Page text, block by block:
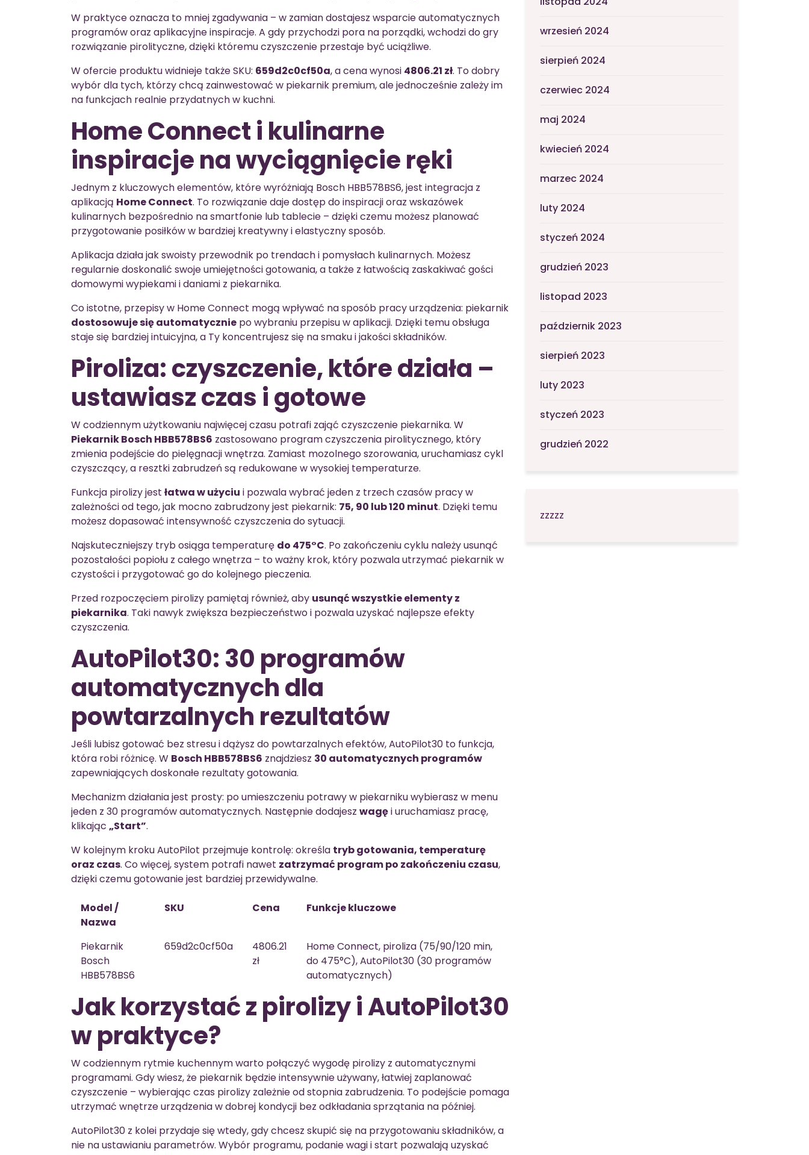
W praktyce oznacza to mniej zgadywania – w zamian dostajesz wsparcie automatycznych
programów oraz aplikacyjne inspiracje. A gdy przychodzi pora na porządki, wchodzi do gry
rozwiązanie pirolityczne, dzięki któremu czyszczenie przestaje być uciążliwe.
W ofercie produktu widnieje także SKU: 659d2c0cf50a, a cena wynosi 4806.21 zł. To dobry
wybór dla tych, którzy chcą zainwestować w piekarnik premium, ale jednocześnie zależy im
na funkcjach realnie przydatnych w kuchni.
Home Connect i kulinarne
inspiracje na wyciągnięcie ręki
Jednym z kluczowych elementów, które wyróżniają Bosch HBB578BS6, jest integracja z
aplikacją Home Connect. To rozwiązanie daje dostęp do inspiracji oraz wskazówek
kulinarnych bezpośrednio na smartfonie lub tablecie – dzięki czemu możesz planować
przygotowanie posiłków w bardziej kreatywny i elastyczny sposób.
Aplikacja działa jak swoisty przewodnik po trendach i pomysłach kulinarnych. Możesz
regularnie doskonalić swoje umiejętności gotowania, a także z łatwością zaskakiwać gości
domowymi wypiekami i daniami z piekarnika.
Co istotne, przepisy w Home Connect mogą wpływać na sposób pracy urządzenia: piekarnik
dostosowuje się automatycznie po wybraniu przepisu w aplikacji. Dzięki temu obsługa
staje się bardziej intuicyjna, a Ty koncentrujesz się na smaku i jakości składników.
Piroliza: czyszczenie, które działa –
ustawiasz czas i gotowe
W codziennym użytkowaniu najwięcej czasu potrafi zająć czyszczenie piekarnika. W
Piekarnik Bosch HBB578BS6 zastosowano program czyszczenia pirolitycznego, który
zmienia podejście do pielęgnacji wnętrza. Zamiast mozolnego szorowania, uruchamiasz cykl
czyszczący, a resztki zabrudzeń są redukowane w wysokiej temperaturze.
Funkcja pirolizy jest łatwa w użyciu i pozwala wybrać jeden z trzech czasów pracy w
zależności od tego, jak mocno zabrudzony jest piekarnik: 75, 90 lub 120 minut. Dzięki temu
możesz dopasować intensywność czyszczenia do sytuacji.
Najskuteczniejszy tryb osiąga temperaturę do 475°C. Po zakończeniu cyklu należy usunąć
pozostałości popiołu z całego wnętrza – to ważny krok, który pozwala utrzymać piekarnik w
czystości i przygotować go do kolejnego pieczenia.
Przed rozpoczęciem pirolizy pamiętaj również, aby usunąć wszystkie elementy z
piekarnika. Taki nawyk zwiększa bezpieczeństwo i pozwala uzyskać najlepsze efekty
czyszczenia.
AutoPilot30: 30 programów
automatycznych dla
powtarzalnych rezultatów
Jeśli lubisz gotować bez stresu i dążysz do powtarzalnych efektów, AutoPilot30 to funkcja,
która robi różnicę. W Bosch HBB578BS6 znajdziesz 30 automatycznych programów
zapewniających doskonałe rezultaty gotowania.
Mechanizm działania jest prosty: po umieszczeniu potrawy w piekarniku wybierasz w menu
jeden z 30 programów automatycznych. Następnie dodajesz wagęi uruchamiasz pracę,
klikając „Start”.
W kolejnym kroku AutoPilot przejmuje kontrolę: określa tryb gotowania, temperaturę
oraz czas. Co więcej, system potrafi nawet zatrzymać program po zakończeniu czasu,
dzięki czemu gotowanie jest bardziej przewidywalne.
Model /
Nazwa
SKU Cena Funkcje kluczowe
Piekarnik
Bosch
HBB578BS6
659d2c0cf50a
4806.21
zł
Home Connect, piroliza (75/90/120 min,
do 475°C), AutoPilot30 (30 programów
automatycznych)
Jak korzystać z pirolizy i AutoPilot30
w praktyce?
W codziennym rytmie kuchennym warto połączyć wygodę pirolizy z automatycznymi
programami. Gdy wiesz, że piekarnik będzie intensywnie używany, łatwiej zaplanować
czyszczenie – wybierając czas pirolizy zależnie od stopnia zabrudzenia. To podejście pomaga
utrzymać wnętrze urządzenia w dobrej kondycji bez odkładania sprzątania na później.
AutoPilot30 z kolei przydaje się wtedy, gdy chcesz skupić się na przygotowaniu składników, a
nie na ustawianiu parametrów. Wybór programu, podanie wagi i start pozwalają uzyskać
wrzesień 2024
sierpień 2024
czerwiec 2024
maj 2024
kwiecień 2024
marzec 2024
luty 2024
styczeń 2024
grudzień 2023
listopad 2023
październik 2023
sierpień 2023
luty 2023
styczeń 2023
grudzień 2022
zzzzz